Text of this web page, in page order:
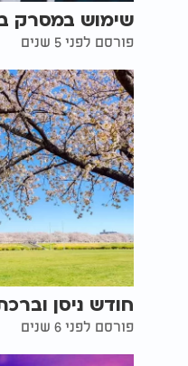
שימוש במסרק
פורסם לפני 5 שנים
חודש ניסן
פורסם לפני 6 שנים